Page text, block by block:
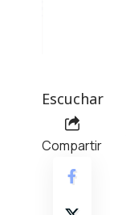
Escuchar
Compartir